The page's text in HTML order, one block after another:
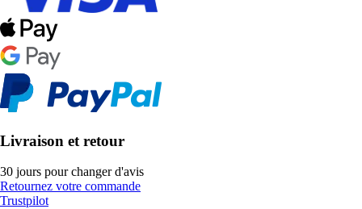
Livraison et retour
30 jours pour changer d'avis
Retournez votre commande
Trustpilot